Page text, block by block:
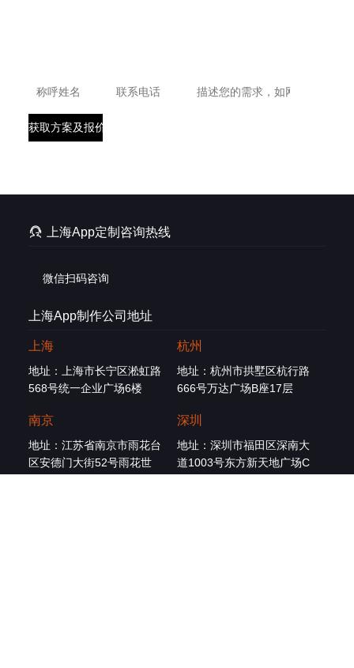
 上海App定制咨询热线
微信扫码咨询
上海App制作公司地址
上海
地址：上海市长宁区淞虹路
568号统一企业广场6楼
杭州
地址：杭州市拱墅区杭行路
666号万达广场B座17层
南京
地址：江苏省南京市雨花台
区安德门大街52号雨花世
深圳
地址：深圳市福田区深南大
道1003号东方新天地广场C